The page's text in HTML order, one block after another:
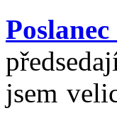
jsem